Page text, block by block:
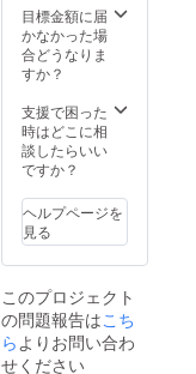
す。
※F0号サ
イズ
180×14
メート
ル 個展
にて展
示後に
送させ
ていた
だきま
す。
目標金額に届
かなかった場
合どうなりま
すか？
支援で困った
時はどこに相
談したらいい
ですか？
ヘルプページを
見る
このプロジェクト
の問題報告はこち
らよりお問い合わ
せください